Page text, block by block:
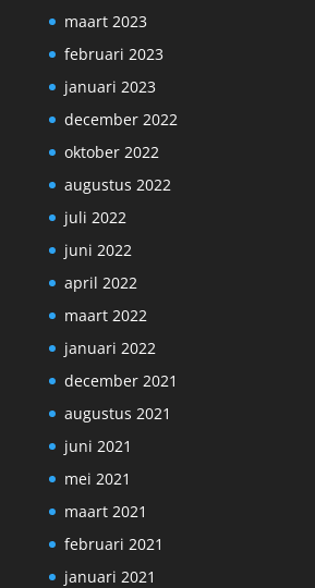
maart 2023
februari 2023
januari 2023
december 2022
oktober 2022
augustus 2022
juli 2022
juni 2022
april 2022
maart 2022
januari 2022
december 2021
augustus 2021
juni 2021
mei 2021
maart 2021
februari 2021
januari 2021